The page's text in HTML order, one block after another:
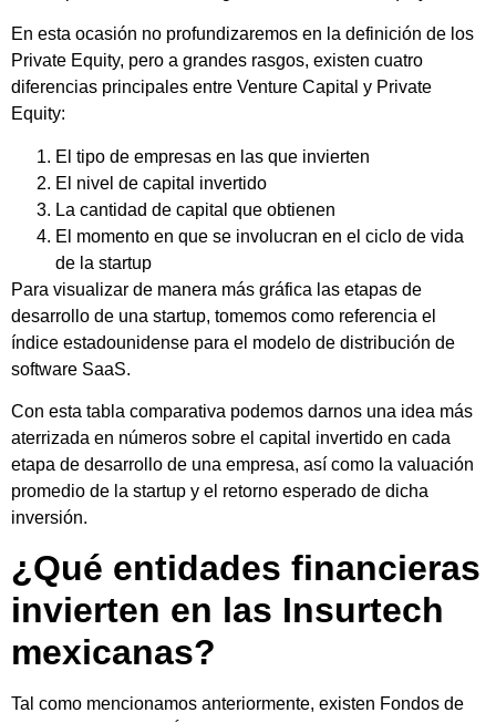
En esta ocasión no profundizaremos en la definición de los
Private Equity, pero a grandes rasgos, existen cuatro
diferencias principales entre Venture Capital y Private
Equity:
El tipo de empresas en las que invierten
El nivel de capital invertido
La cantidad de capital que obtienen
El momento en que se involucran en el ciclo de vida
de la startup
Para visualizar de manera más gráfica las etapas de
desarrollo de una startup, tomemos como referencia el
índice estadounidense para el modelo de distribución de
software SaaS.
Con esta tabla comparativa podemos darnos una idea más
aterrizada en números sobre el capital invertido en cada
etapa de desarrollo de una empresa, así como la valuación
promedio de la startup y el retorno esperado de dicha
inversión.
¿Qué entidades financieras
invierten en las Insurtech
mexicanas?
Tal como mencionamos anteriormente, existen Fondos de